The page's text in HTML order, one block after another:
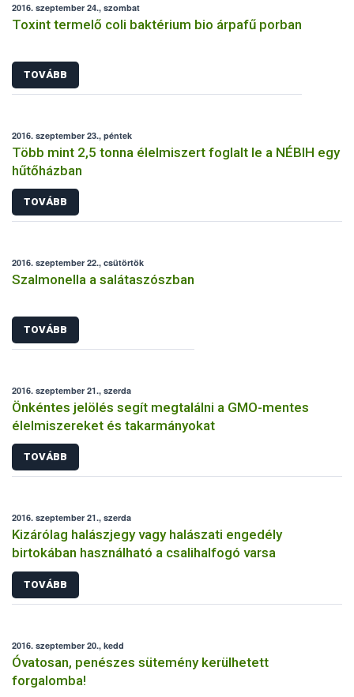
2016. szeptember 24., szombat
Toxint termelő coli baktérium bio árpafű porban
TOVÁBB
2016. szeptember 23., péntek
Több mint 2,5 tonna élelmiszert foglalt le a NÉBIH egy
hűtőházban
TOVÁBB
2016. szeptember 22., csütörtök
Szalmonella a salátaszószban
TOVÁBB
2016. szeptember 21., szerda
Önkéntes jelölés segít megtalálni a GMO-mentes
élelmiszereket és takarmányokat
TOVÁBB
2016. szeptember 21., szerda
Kizárólag halászjegy vagy halászati engedély
birtokában használható a csalihalfogó varsa
TOVÁBB
2016. szeptember 20., kedd
Óvatosan, penészes sütemény kerülhetett
forgalomba!